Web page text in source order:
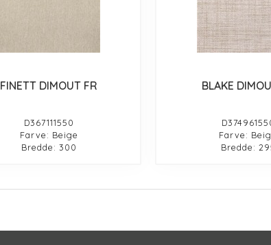
FINETT DIMOUT FR
D367111550
Farve: Beige
Bredde: 300
BLAKE
Farve:
Bredde: